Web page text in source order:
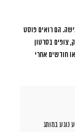
הם רואים פוסט
צופים בסרטון
חודשים אחרי
ממוצע נוגע במותג